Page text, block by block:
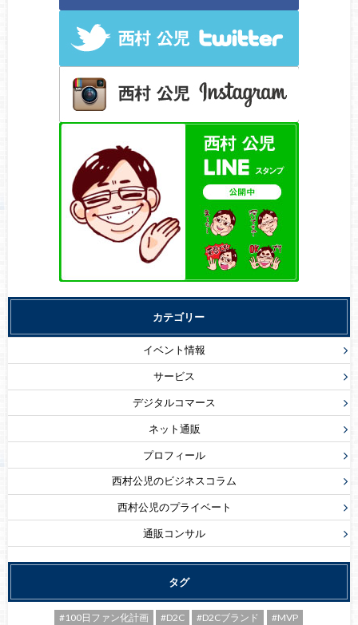
カテゴリー
イベント情報
サービス
デジタルコマース
ネット通販
プロフィール
西村公児のビジネスコラム
西村公児のプライベート
通販コンサル
タグ
#100日ファン化計画 #D2C #D2Cブランド
#MVP